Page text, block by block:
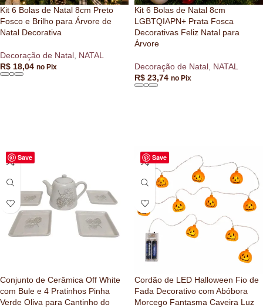
Kit 6 Bolas de Natal 8cm Preto
Fosco e Brilho para Árvore de
Natal Decorativa
Decoração de Natal NATAL
R$ 18,04 no Pix
Kit 6 Bolas de Natal 8cm
LGBTQIAPN+ Prata Fosca
Decorativas Feliz Natal para
Árvore
Decoração de Natal NATAL
R$ 23,74 no Pix
Save
Conjunto de Cerâmica Off White
com Bule e 4 Pratinhos Pinha
Verde Oliva para Cantinho do
Save
Cordão de LED Halloween Fio de
Fada Decorativo com Abóbora
Morcego Fantasma Caveira Luz